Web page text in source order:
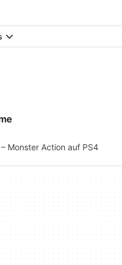
Monster Action auf PS4